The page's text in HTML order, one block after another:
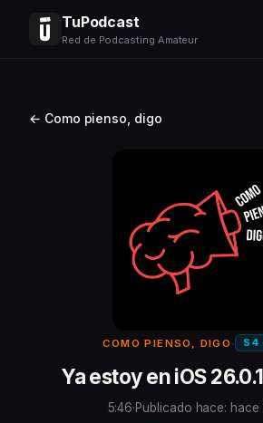
TuPodcast
Red de Podcasting Amateur
← Como pienso, digo
COMO PIENSO, DIGO · S4
Ya estoy en iOS
5:46·Publicado hace: hace